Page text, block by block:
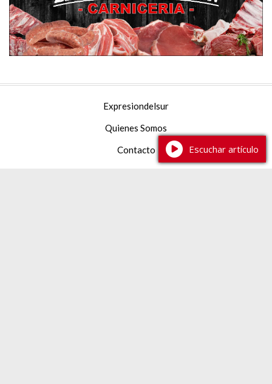
Expresiondelsur
Quienes Somos
Contacto
Escuchar artículo